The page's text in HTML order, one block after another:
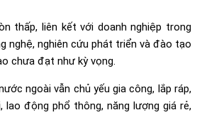
thấp, liên kết với doanh nghiệp trong
nghệ, nghiên cứu phát triển và đào tạo
chưa đạt như kỳ vọng.
ngoài vẫn chủ yếu gia công, lắp ráp,
lao động phổ thông, năng lượng giá rẻ,